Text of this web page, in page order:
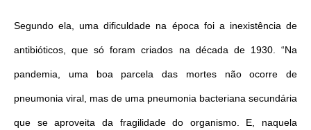
Segundo ela, uma dificuldade na época foi a inexistência de
antibióticos, que só foram criados na década de 1930. “Na
pandemia, uma boa parcela das mortes não ocorre de
pneumonia viral, mas de uma pneumonia bacteriana secundária
que se aproveita da fragilidade do organismo. E, naquela